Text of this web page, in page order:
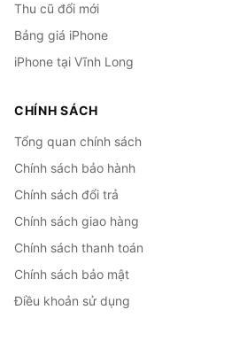
Thu cũ đổi mới
Bảng giá iPhone
iPhone tại Vĩnh Long
CHÍNH SÁCH
Tổng quan chính sách
Chính sách bảo hành
Chính sách đổi trả
Chính sách giao hàng
Chính sách thanh toán
Chính sách bảo mật
Điều khoản sử dụng